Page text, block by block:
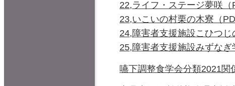
22,ライフ・ステージ夢咲（
23,いこいの村栗の木寮（
24,障害者支援施設こひつじ
25,障害者支援施設みずなぎ
嚥下調整食学会分類2021関